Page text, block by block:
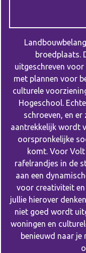
broedplaats.
uitgeschreven
met plannen voor
culturele
Hogeschool.
schroeven, en
aantrekkelijk wordt
oorspronkelijke
komt. Voor
rafelrandjes in de
aan een
voor creativiteit en
jullie hierover
niet goed wordt
woningen en
benieuwd naar je